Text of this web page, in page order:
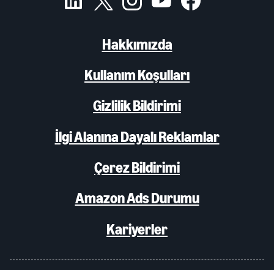
Hakkımızda
Kullanım Koşulları
Gizlilik Bildirimi
İlgi Alanına Dayalı Reklamlar
Çerez Bildirimi
Amazon Ads Durumu
Kariyerler